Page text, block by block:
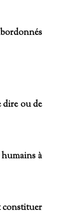
dire ou de
à
constituer